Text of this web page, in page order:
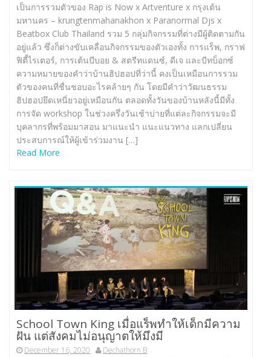
เป็นการรวมตัวของ Rap is Now x Artventure x กรุงเต้น
มหานคร – krungtenmahanakhon x Paranormal Djs x
Beatbox Club Thailand รวม 5 กลุ่มกิจกรรมที่ต่างมีผู้ติดตามกัน
อยู่แล้ว ซึ่งก็ต่างขับเคลื่อนกิจกรรมของตัวเองทั้ง การแร็พ, กราฟ
ฟิตี้ไรเตอร์, การเต้นบีบอย & สตรีทแดนซ์, ดีเจ และบีทบ็อกซ์
ความหมายของคำว่าบ้านฮิปฮอปที่ว่านี้ คงเป็นเหมือนการรวม
ตัวของคนที่ชื่นชอบอะไรคล้ายๆ กัน โดยมีคำว่าวัฒนธรรม
ฮิปฮอปยึดเหนี่ยวอยู่เหมือนกัน ตลอดทั้งวันของบ้านหลังนี้มีทั้ง
การจัด workshop ในช่วงครึ่งวันเช้าบ่ายที่แต่ละกิจกรรมจะมี
บุคลากรที่พร้อมมาสอน มาแนะนำ แนะแนวทาง แลกเปลี่ยน
ประสบการณ์ให้ผู้เข้าร่วมงาน […]
Read More
School Town King เมื่อแร็พทำให้เด็กมีความ
ฝัน แต่สังคมไม่อนุญาตให้มึงมี
December 16, 2020 Dechathorn B